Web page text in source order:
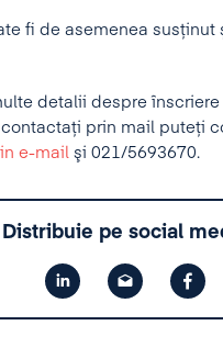
fi de asemenea susţinut
detalii despre
contactaţi prin mail puteţi
e-mail şi 021/5693670.
Distribuie pe social